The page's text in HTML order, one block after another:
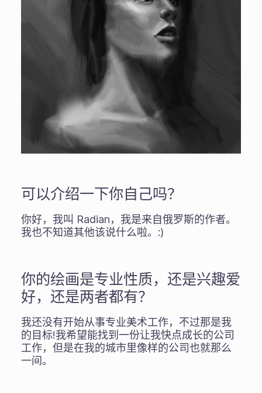
可以介绍一下你自己吗？
你好，我叫 Radian，我是来自俄罗斯的作者。
我也不知道其他该说什么啦。:)
你的绘画是专业性质，还是兴趣爱
好，还是两者都有？
我还没有开始从事专业美术工作，不过那是我
的目标!我希望能找到一份让我快点成长的公司
工作，但是在我的城市里像样的公司也就那么
一间。